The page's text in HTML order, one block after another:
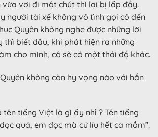
vừa vơi đi một chút thì lại bị lấp đầy.
người tài xế không vô tình gọi cô đến
Quyên không nghe được những lời
thì biết đâu, khi phát hiện ra những
cho mình, cô sẽ có một thái độ khác.
không còn hy vọng nào với hắn
tên tiếng Việt là gì ấy nhỉ ? Tên tiếng
quá, em đọc mà cứ líu hết cả mồm”.